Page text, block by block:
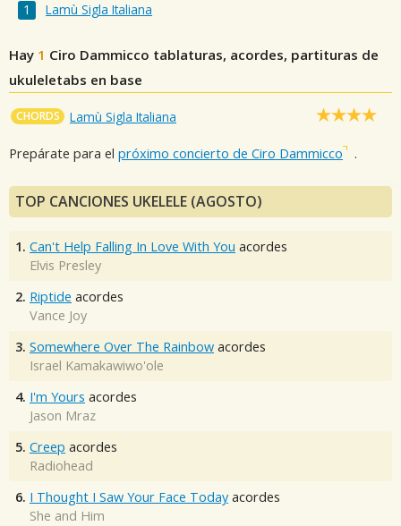
Lamù Sigla Italiana
Hay 1 Ciro Dammicco tablaturas, acordes, partituras de
ukuleletabs en base
CHORDS Lamù Sigla Italiana
Prepárate para el próximo concierto de Ciro Dammicco .
TOP CANCIONES UKELELE (AGOSTO)
1. Can't Help Falling In Love With You acordes
Elvis Presley
2. Riptide acordes
Vance Joy
3. Somewhere Over The Rainbow acordes
Israel Kamakawiwo'ole
4. I'm Yours acordes
Jason Mraz
5. Creep acordes
Radiohead
6. I Thought I Saw Your Face Today acordes
She and Him